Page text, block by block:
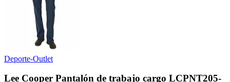
Deporte-Outlet
Lee Cooper Pantalón de trabajo cargo LCPNT205-